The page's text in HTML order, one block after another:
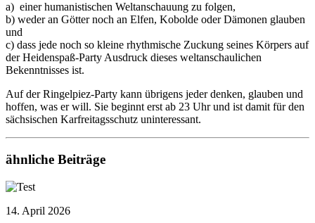
a) einer humanistischen Weltanschauung zu folgen,
b) weder an Götter noch an Elfen, Kobolde oder Dämonen glauben
und
c) dass jede noch so kleine rhythmische Zuckung seines Körpers auf
der Heidenspaß-Party Ausdruck dieses weltanschaulichen
Bekenntnisses ist.
Auf der Ringelpiez-Party kann übrigens jeder denken, glauben und
hoffen, was er will. Sie beginnt erst ab 23 Uhr und ist damit für den
sächsischen Karfreitagsschutz uninteressant.
ähnliche Beiträge
14. April 2026